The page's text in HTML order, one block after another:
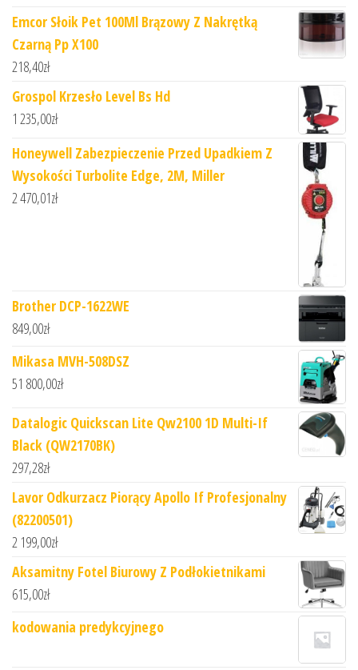
Emcor Słoik Pet 100Ml Brązowy Z Nakrętką
Czarną Pp X100
218,40zł
Grospol Krzesło Level Bs Hd
1 235,00zł
Honeywell Zabezpieczenie Przed Upadkiem Z
Wysokości Turbolite Edge, 2M, Miller
2 470,01zł
Brother DCP-1622WE
849,00zł
Mikasa MVH-508DSZ
51 800,00zł
Datalogic Quickscan Lite Qw2100 1D Multi-If
Black (QW2170BK)
297,28zł
Lavor Odkurzacz Piorący Apollo If Profesjonalny
(82200501)
2 199,00zł
Aksamitny Fotel Biurowy Z Podłokietnikami
615,00zł
kodowania predykcyjnego